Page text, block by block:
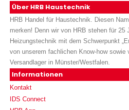
Über HRB Haustechnik
HRB Handel für Haustechnik. Diesen
merken! Denn wir von HRB stehen für 25
Heizungstechnik mit dem Schwerpunkt
von unserem fachlichen Know-how sowie
Versandlager in Münster/Westfalen.
Informationen
Kontakt
IDS Connect